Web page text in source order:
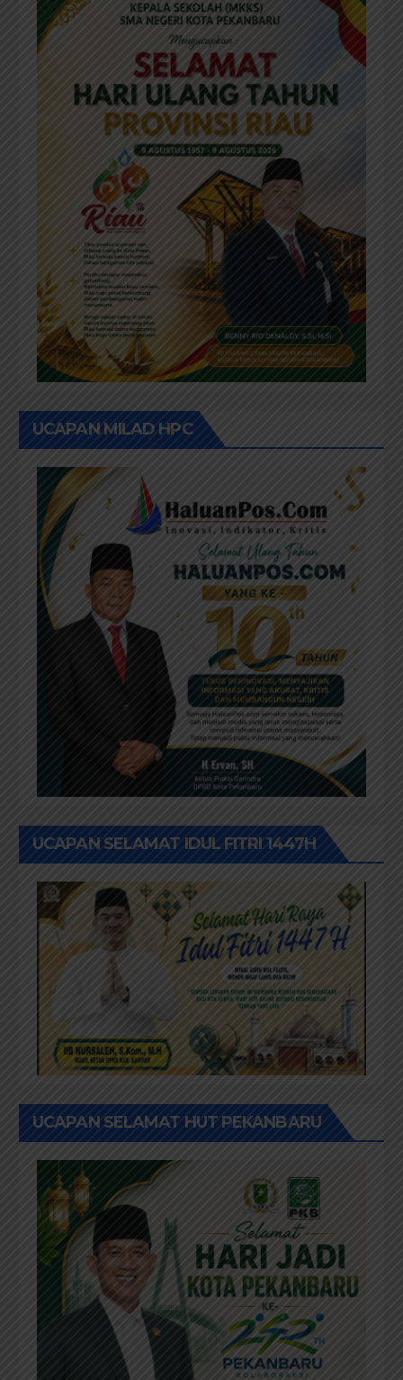
UCAPAN MILAD HPC
UCAPAN SELAMAT IDUL FITRI 1447H
UCAPAN SELAMAT HUT PEKANBARU